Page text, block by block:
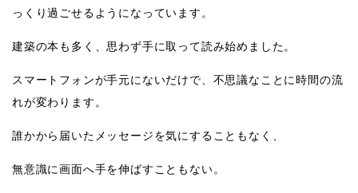
っくり過ごせるようになっています。
建築の本も多く、思わず手に取って読み始めました。
スマートフォンが手元にないだけで、不思議なことに時間の流
れが変わります。
誰かから届いたメッセージを気にすることもなく、
無意識に画面へ手を伸ばすこともない。